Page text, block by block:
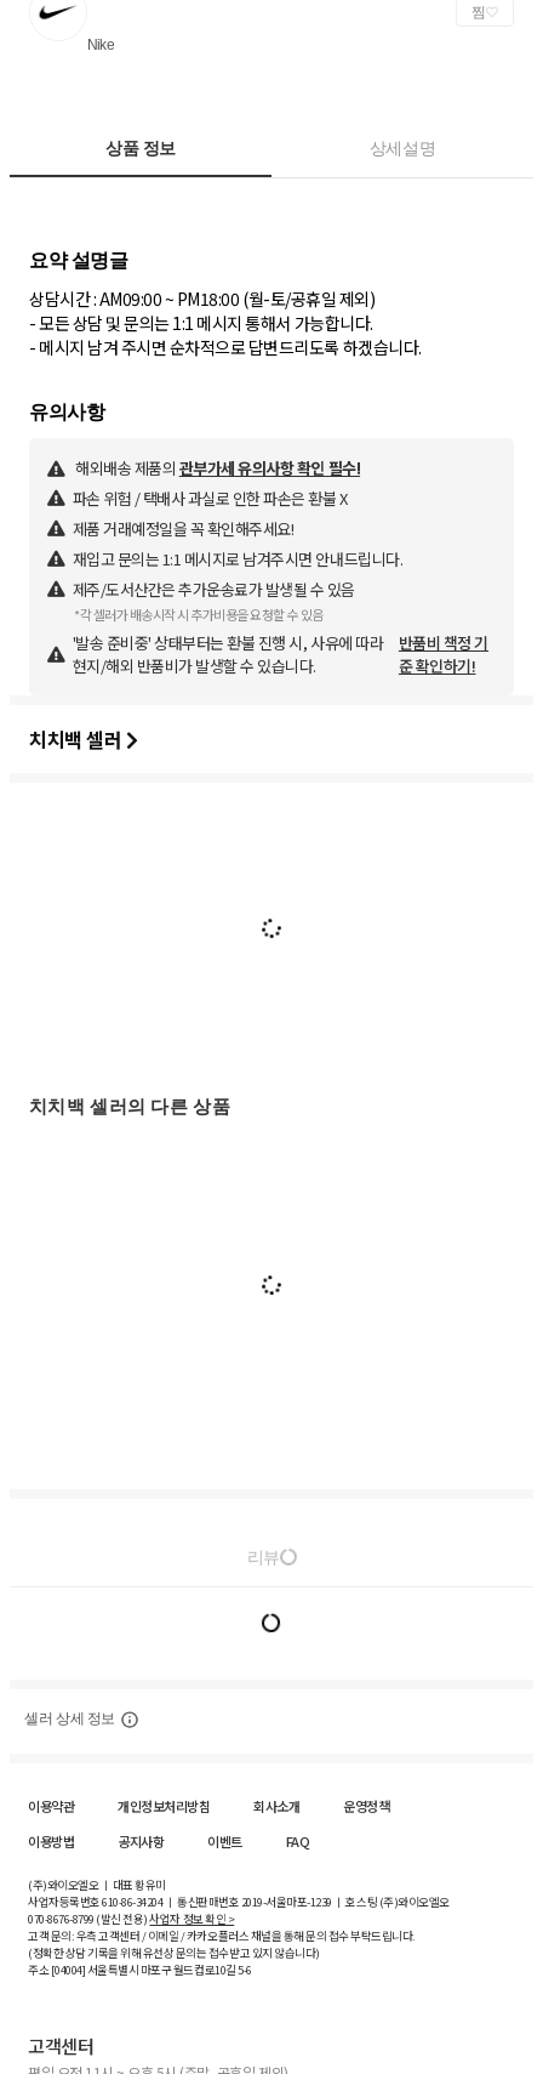
Nike
찜
상품 정보 상세설명
요약 설명글
상담시간 : AM09:00 ~ PM18:00 (월-토/공휴일 제외)
- 모든 상담 및 문의는 1:1 메시지 통해서 가능합니다.
- 메시지 남겨 주시면 순차적으로 답변드리도록 하겠습니다.
유의사항
해외배송 제품의 관부가세 유의사항 확인 필수!
파손 위험 / 택배사 과실로 인한 파손은 환불 X
제품 거래예정일을 꼭 확인해주세요!
재입고 문의는 1:1 메시지로 남겨주시면 안내드립니다.
제주/도서산간은 추가운송료가 발생될 수 있음
*각 셀러가 배송시작 시 추가비용을 요청할 수 있음
'발송 준비중' 상태부터는 환불 진행 시, 사유에 따라
현지/해외 반품비가 발생할 수 있습니다.
반품비 책정 기
준 확인하기!
치치백 셀러
치치백 셀러의 다른 상품
리뷰
셀러 상세 정보
이용약관 개인정보처리방침 회사소개
운영정책
이용방법
공지사항 이벤트 FAQ
(주)와이오엘오 ㅣ 대표 황유미
사업자등록번호610-86-34204ㅣ 통신판매번호 2019-서울마포-1239 ㅣ 호스팅 (주)와이오엘오
070-8676-8799 (발신 전용)사업자 정보 확인 >
고객 문의: 우측 고객센터 / 이메일 / 카카오플러스 채널을 통해 문의 접수 부탁드립니다.
(정확한 상담 기록을 위해 유선상 문의는 접수받고 있지 않습니다)
주소 [04004] 서울특별시 마포구 월드컵로10길5-6
고객센터